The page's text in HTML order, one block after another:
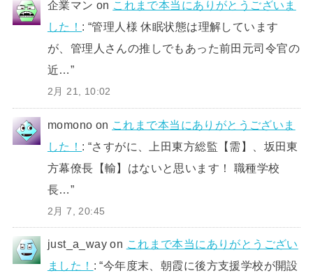
企業マン on これまで本当にありがとうございま
した！ : “管理人様 休眠状態は理解しています
が、管理人さんの推しでもあった前田元司令官の
近…”
2月 21, 10:02
momono on これまで本当にありがとうございま
した！ : “さすがに、上田東方総監【需】、坂田東
方幕僚長【輸】はないと思います！ 職種学校
長…”
2月 7, 20:45
just_a_way on これまで本当にありがとうござい
ました！ : “今年度末、朝霞に後方支援学校が開設